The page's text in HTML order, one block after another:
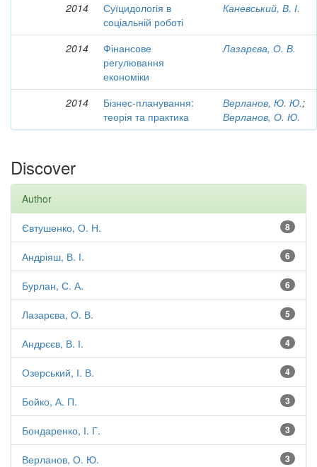
2014
Суїцидологія в
соціальній роботі
Каневський, В. І.
2014
Фінансове
регулювання
економіки
Лазарєва, О. В.
2014
Бізнес-планування:
теорія та практика
Верланов, Ю. Ю.;
Верланов, О. Ю.
Discover
Author
8
Євтушенко, О. Н.
6
Андріяш, В. І.
6
Бурлан, С. А.
5
Лазарєва, О. В.
4
Андрєєв, В. І.
4
Озерський, І. В.
3
Бойко, А. П.
3
Бондаренко, І. Г.
3
Верланов, О. Ю.